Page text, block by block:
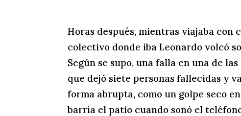
Horas después, mientras viajaba con
colectivo donde iba Leonardo volcó
Según se supo, una falla en una de
que dejó siete personas fallecidas y
forma abrupta, como un golpe seco
barría el patio cuando sonó el